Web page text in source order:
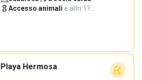
Accesso animali·e altri 11…
Playa Hermosa